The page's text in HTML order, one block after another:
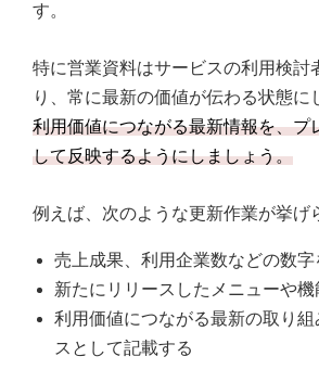
す。
特に営業資料はサービスの利用検討
り、常に最新の価値が伝わる状態に
利用価値につながる最新情報を、プ
して反映するようにしましょう。
例えば、次のような更新作業が挙げ
売上成果、利用企業数などの数字
新たにリリースしたメニューや機
利用価値につながる最新の取り組
スとして記載する